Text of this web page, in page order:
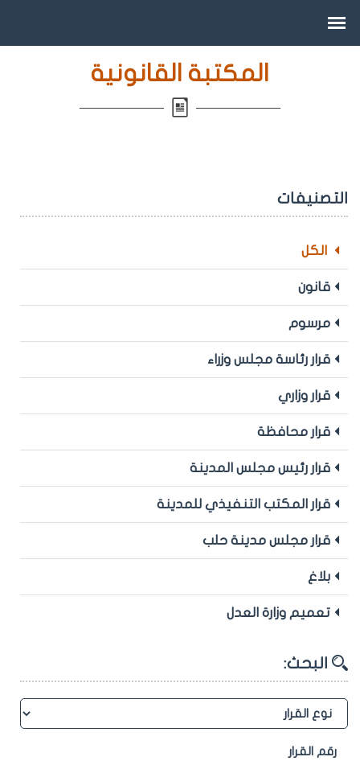
المكتبة القانونية
التصنيفات
الكل
قانون
مرسوم
قرار رئاسة مجلس وزراء
قرار وزاري
قرار محافظة
قرار رئيس مجلس المدينة
قرار المكتب التنفيذي للمدينة
قرار مجلس مدينة حلب
بلاغ
تعميم وزارة العدل
البحث: